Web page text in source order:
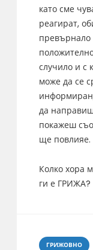
като сме
реагират,
случило и с
може да се
да
покажеш
ще повлияе.
Колко хора
ги е ГРИЖА?
Categories
ГРИЖОВНО